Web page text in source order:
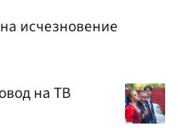
исчезновение
на ТВ